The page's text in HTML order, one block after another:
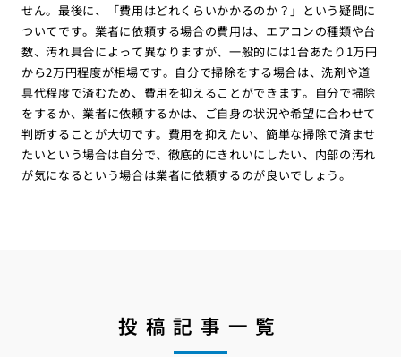
せん。最後に、「費用はどれくらいかかるのか？」という疑問に
ついてです。業者に依頼する場合の費用は、エアコンの種類や台
数、汚れ具合によって異なりますが、一般的には1台あたり1万円
から2万円程度が相場です。自分で掃除をする場合は、洗剤や道
具代程度で済むため、費用を抑えることができます。自分で掃除
をするか、業者に依頼するかは、ご自身の状況や希望に合わせて
判断することが大切です。費用を抑えたい、簡単な掃除で済ませ
たいという場合は自分で、徹底的にきれいにしたい、内部の汚れ
が気になるという場合は業者に依頼するのが良いでしょう。
投稿記事一覧